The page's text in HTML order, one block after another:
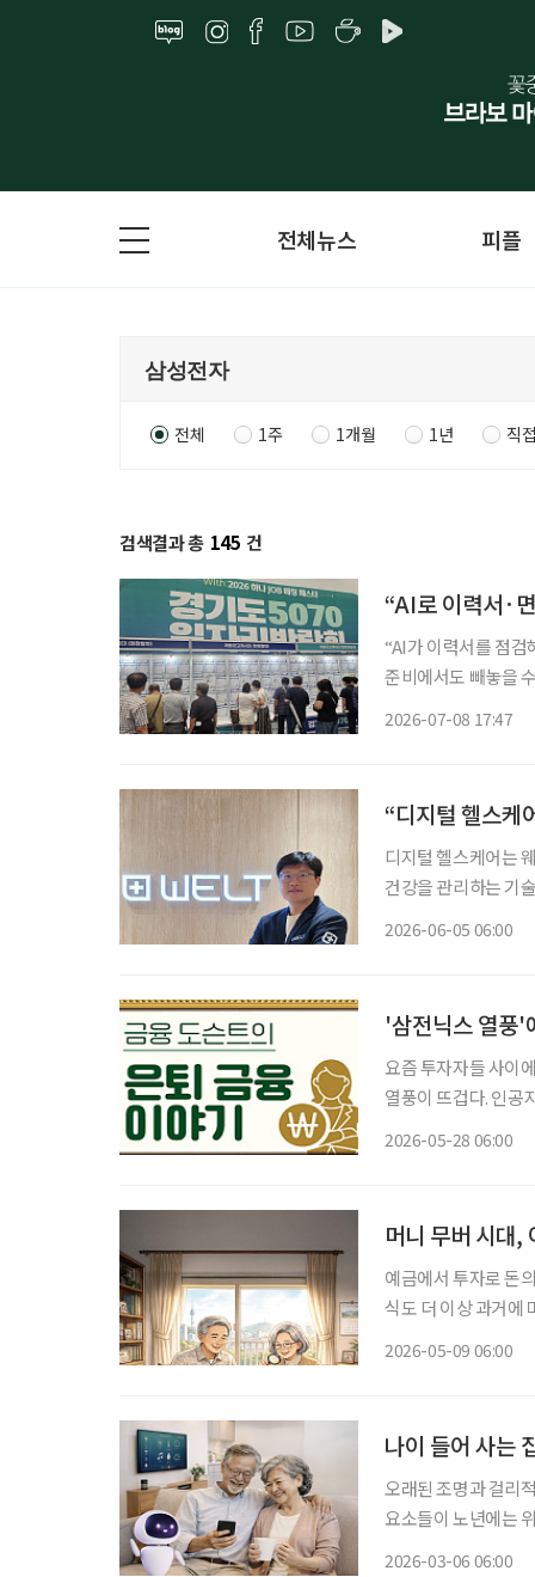
전체뉴스 피플
전체 1주 1개월 1년 직
검색결과 총 145 건
“AI로 이력서·
“AI가 이력서를 점
준비에서도 빼놓을 수 없는 도구가 됐다. 8일 경
2026-07-08 17:47
“디지털 헬스케
디지털 헬스케어는
건강을 관리하는 기
2026-06-05 06:00
'삼전닉스 열풍'
요즘 투자자들 사이
열풍이 뜨겁다. 인공
2026-05-28 06:00
머니 무버 시대,
예금에서 투자로 돈의 흐름이 바뀌고 있다.
식도 더 이상 과거에
2026-05-09 06:00
나이 들어 사는
오래된 조명과 걸리
요소들이 노년에는
2026-03-06 06:00